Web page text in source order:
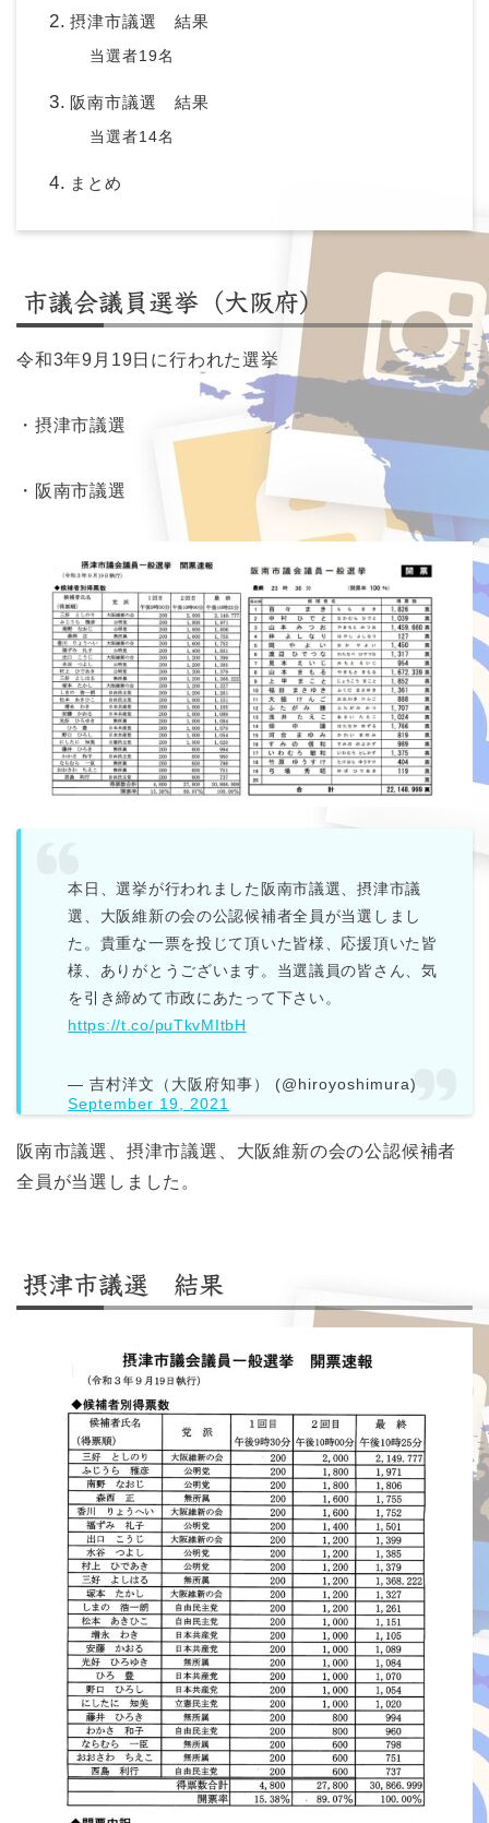
摂津市議選 結果
当選者19名
阪南市議選 結果
当選者14名
まとめ
市議会議員選挙（大阪府）
令和3年9月19日に行われた選挙
・摂津市議選
・阪南市議選
本日、選挙が行われました阪南市議選、摂津市議
選、大阪維新の会の公認候補者全員が当選しまし
た。貴重な一票を投じて頂いた皆様、応援頂いた皆
様、ありがとうございます。当選議員の皆さん、気
を引き締めて市政にあたって下さい。
https://t.co/puTkvMItbH
— 吉村洋文（大阪府知事） (@hiroyoshimura)
September 19, 2021
阪南市議選、摂津市議選、大阪維新の会の公認候補者
全員が当選しました。
摂津市議選 結果